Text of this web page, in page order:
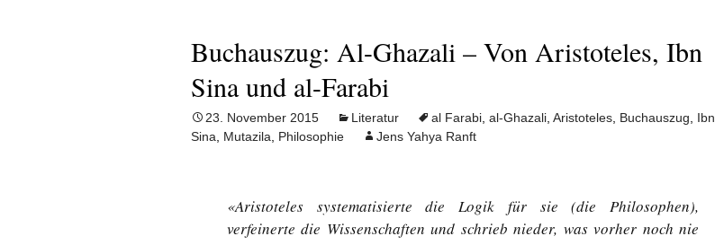
Buchauszug: Al-Ghazali – Von Aristoteles, Ibn
Sina und al-Farabi
23. November 2015 Literatur al Farabi al-Ghazali Aristoteles Buchauszug
Ibn
Sina
Mutazila Philosophie Jens Yahya Ranft
«Aristoteles systematisierte die Logik für sie (die Philosophen),
verfeinerte die Wissenschaften und schrieb nieder, was vorher noch nie